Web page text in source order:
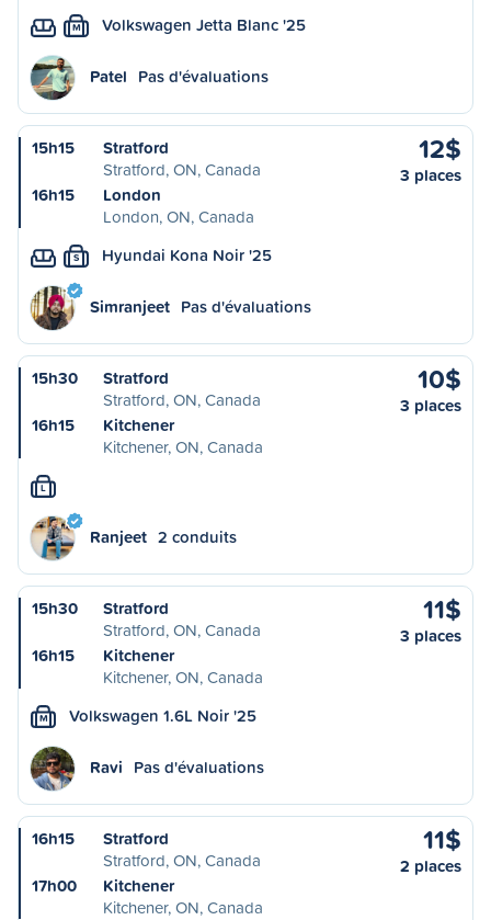
M Volkswagen Jetta Blanc '25
Patel Pas d'évaluations
15h15
Stratford
Stratford, ON, Canada
16h15
London
London, ON, Canada
12$
3 places
S Hyundai Kona Noir '25
Simranjeet Pas d'évaluations
15h30
Stratford
Stratford, ON, Canada
16h15
Kitchener
Kitchener, ON, Canada
10$
3 places
L
Ranjeet 2 conduits
15h30
Stratford
Stratford, ON, Canada
16h15
Kitchener
Kitchener, ON, Canada
11$
3 places
M Volkswagen 1.6L Noir '25
Ravi Pas d'évaluations
16h15
Stratford
Stratford, ON, Canada
17h00
Kitchener
Kitchener, ON, Canada
11$
2 places